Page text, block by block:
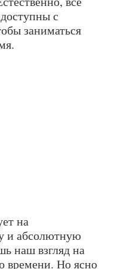
с
заниматься
на
и абсолютную
наш взгляд на
времени. Но ясно